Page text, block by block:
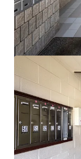
$12.9 Million
York City, NY
33 unités